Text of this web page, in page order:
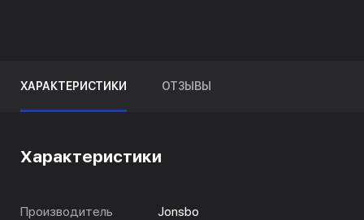
ХАРАКТЕРИСТИКИ ОТЗЫВЫ
Характеристики
Производитель Jonsbo